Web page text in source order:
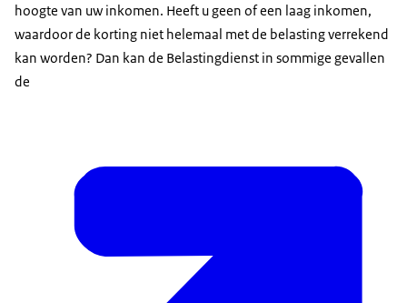
hoogte van uw inkomen. Heeft u geen of een laag inkomen,
waardoor de korting niet helemaal met de belasting verrekend
kan worden? Dan kan de Belastingdienst in sommige gevallen
de